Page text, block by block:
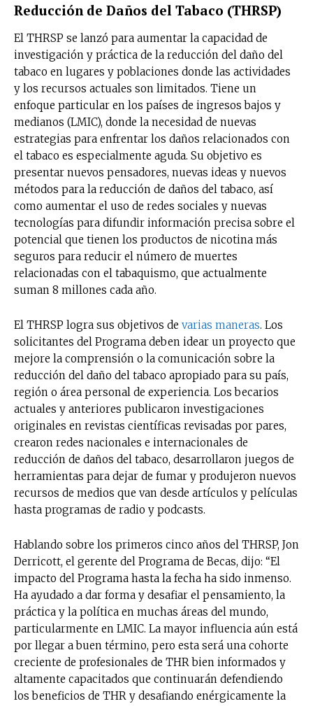
Reducción de Daños del Tabaco (THRSP)
El THRSP se lanzó para aumentar la capacidad de
investigación y práctica de la reducción del daño del
tabaco en lugares y poblaciones donde las actividades
y los recursos actuales son limitados. Tiene un
enfoque particular en los países de ingresos bajos y
medianos (LMIC), donde la necesidad de nuevas
estrategias para enfrentar los daños relacionados con
el tabaco es especialmente aguda. Su objetivo es
presentar nuevos pensadores, nuevas ideas y nuevos
métodos para la reducción de daños del tabaco, así
como aumentar el uso de redes sociales y nuevas
tecnologías para difundir información precisa sobre el
potencial que tienen los productos de nicotina más
seguros para reducir el número de muertes
relacionadas con el tabaquismo, que actualmente
suman 8 millones cada año.
El THRSP logra sus objetivos de varias maneras. Los
solicitantes del Programa deben idear un proyecto que
mejore la comprensión o la comunicación sobre la
reducción del daño del tabaco apropiado para su país,
región o área personal de experiencia. Los becarios
actuales y anteriores publicaron investigaciones
originales en revistas científicas revisadas por pares,
crearon redes nacionales e internacionales de
reducción de daños del tabaco, desarrollaron juegos de
herramientas para dejar de fumar y produjeron nuevos
recursos de medios que van desde artículos y películas
hasta programas de radio y podcasts.
Hablando sobre los primeros cinco años del THRSP, Jon
Derricott, el gerente del Programa de Becas, dijo: “El
impacto del Programa hasta la fecha ha sido inmenso.
Ha ayudado a dar forma y desafiar el pensamiento, la
práctica y la política en muchas áreas del mundo,
particularmente en LMIC. La mayor influencia aún está
por llegar a buen término, pero esta será una cohorte
creciente de profesionales de THR bien informados y
altamente capacitados que continuarán defendiendo
los beneficios de THR y desafiando enérgicamente la